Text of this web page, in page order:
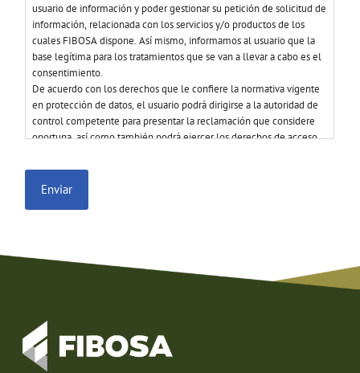
usuario de información y poder gestionar su petición de solicitud de
información, relacionada con los servicios y/o productos de los
cuales FIBOSA dispone. Así mismo, informamos al usuario que la
base legítima para los tratamientos que se van a llevar a cabo es el
consentimiento.
De acuerdo con los derechos que le confiere la normativa vigente
en protección de datos, el usuario podrá dirigirse a la autoridad de
control competente para presentar la reclamación que considere
oportuna, así como también podrá ejercer los derechos de acceso,
oposición al tratamiento de sus datos de carácter personal, así como
a la retirada del consentimiento prestado para el tratamiento de los
privacidad.